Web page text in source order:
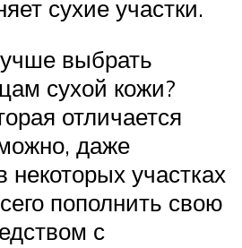
сухие участки.
выбрать
сухой кожи?
отличается
даже
участках
пополнить свою
с